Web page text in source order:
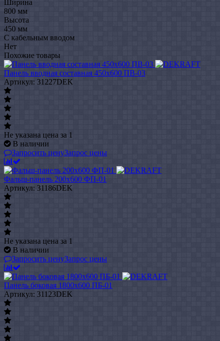
Ширина
800 мм
Высота
450 мм
С кабельным вводом
Нет
Похожие товары
Панель вводная составная 450x600 ПВ-03
Артикул: 31227DEK
Не указана цена за 1
В наличии
Запросить ценуЗапрос цены
Фальш-панель 200x600 ФП-01
Артикул: 31186DEK
Не указана цена за 1
В наличии
Запросить ценуЗапрос цены
Панель боковая 1800x600 ПБ-01
Артикул: 31123DEK